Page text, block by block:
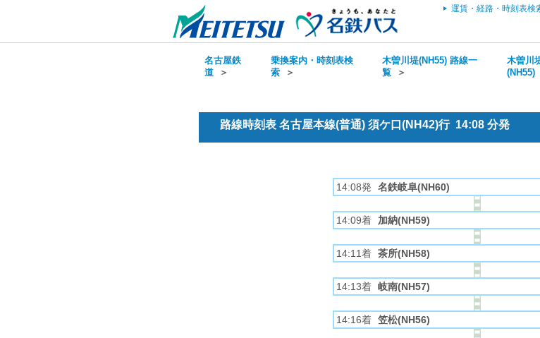
運賃・経路・時刻表検
名古屋鉄
道 ＞
乗換案内・時刻表検
索＞
木曽川堤(NH55) 路線一
覧 ＞
木曽川
(NH55)
路線時刻表 名古屋本線(普通) 須ケ口(NH42)行 14:08 分発
14:08発 名鉄岐阜(NH60)
14:09着 加納(NH59)
14:11着 茶所(NH58)
14:13着 岐南(NH57)
14:16着 笠松(NH56)